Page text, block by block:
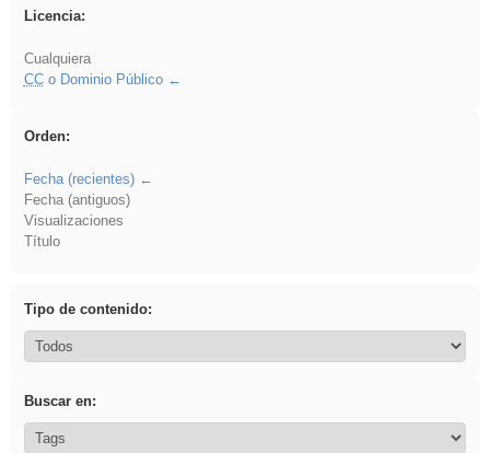
Licencia:
Cualquiera
CCo Dominio Público
Orden:
Fecha (recientes)
Fecha (antiguos)
Visualizaciones
Título
Tipo de contenido:
Buscar en: